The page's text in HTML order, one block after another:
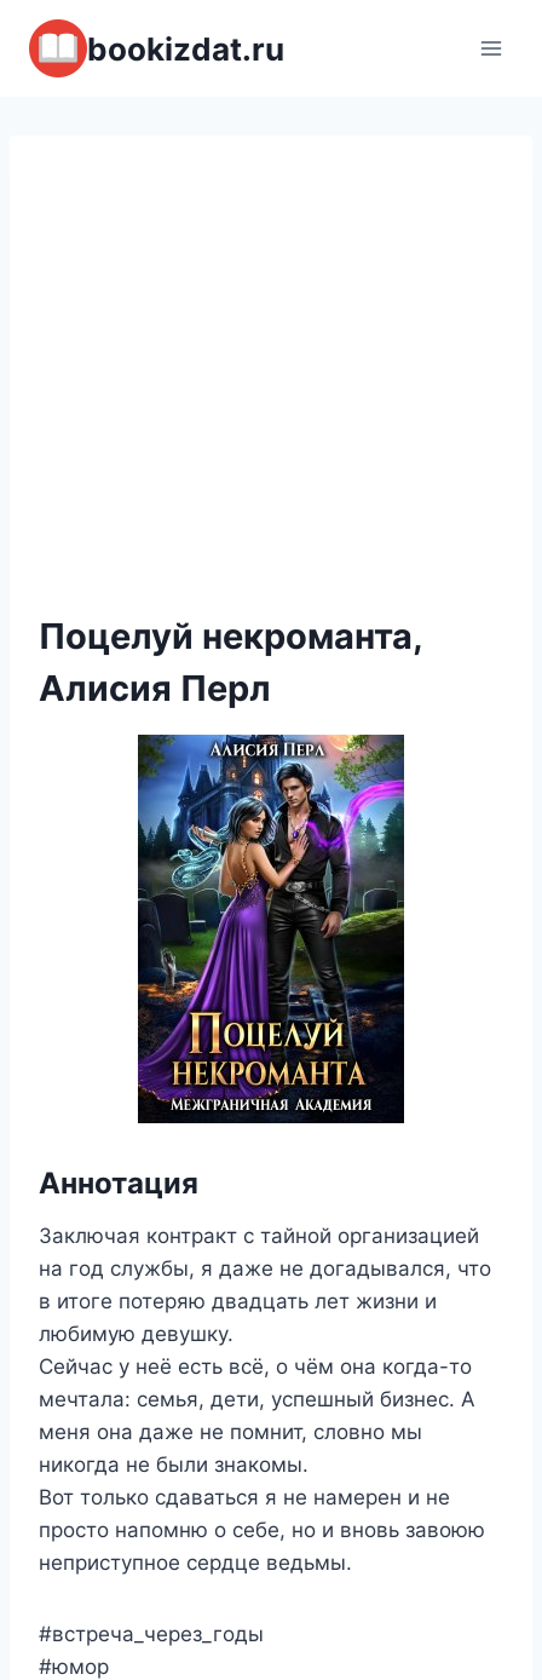
Перейти
содержимому
bookizdat.ru
Поцелуй некроманта,
Алисия Перл
Аннотация
Заключая контракт с тайной организацией
на год службы, я даже не догадывался, что
в итоге потеряю двадцать лет жизни и
любимую девушку.
Сейчас у неё есть всё, о чём она когда-то
мечтала: семья, дети, успешный бизнес. А
меня она даже не помнит, словно мы
никогда не были знакомы.
Вот только сдаваться я не намерен и не
просто напомню о себе, но и вновь завоюю
неприступное сердце ведьмы.
#встреча_через_годы
#юмор